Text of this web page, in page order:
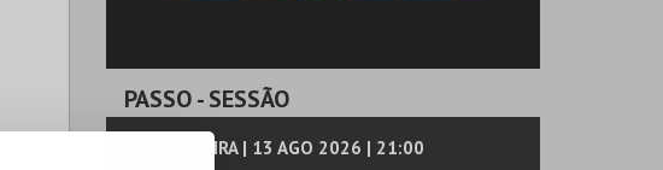
PASSO- SESSÃO
QUINTA-FEIRA | 13 AGO 2026 | 21:00